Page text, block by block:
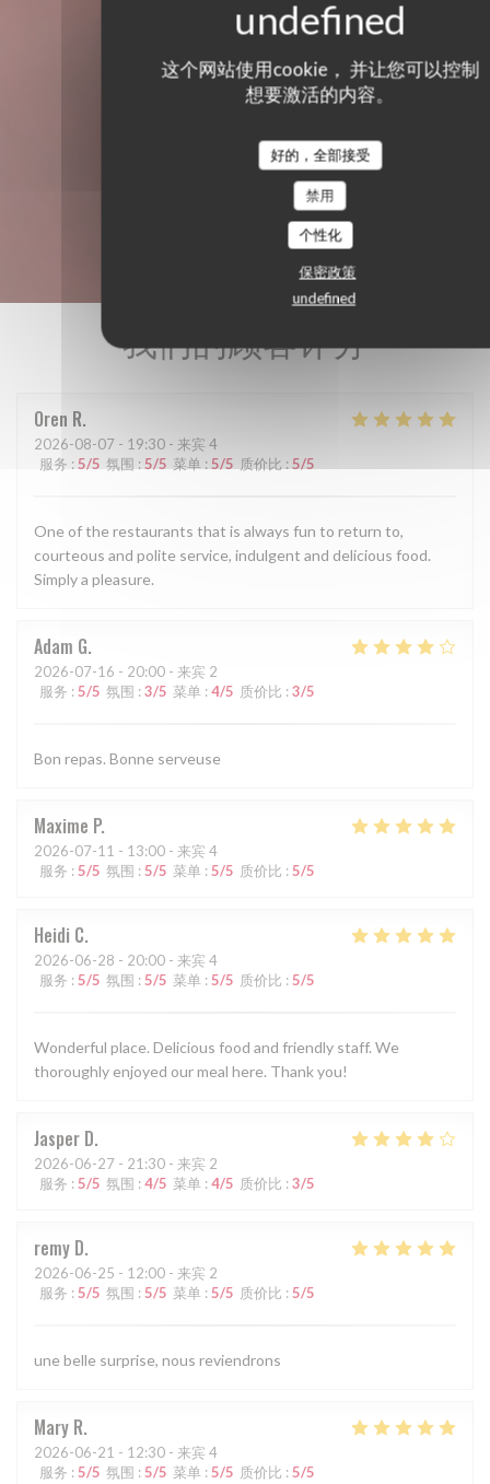
这个网站使用cookie， 并让您可以控制
想要激活的内容。
好的，全部接受
禁用
个性化
保密政策
undefined
我们的顾客评分
Oren R
2026-08-07 - 19:30 - 来宾 4
服务 : 5/5 氛围 : 5/5 菜单 : 5/5 质价比 : 5/5
One of the restaurants that is always fun to return to,
courteous and polite service, indulgent and delicious food.
Simply a pleasure.
Adam G
2026-07-16 - 20:00 - 来宾 2
服务 : 5/5 氛围 : 3/5 菜单 : 4/5 质价比 : 3/5
Bon repas. Bonne serveuse
Maxime P
2026-07-11 - 13:00 - 来宾 4
服务 : 5/5 氛围 : 5/5 菜单 : 5/5 质价比 : 5/5
Heidi C
2026-06-28 - 20:00 - 来宾 4
服务 : 5/5 氛围 : 5/5 菜单 : 5/5 质价比 : 5/5
Wonderful place. Delicious food and friendly staff. We
thoroughly enjoyed our meal here. Thank you!
Jasper D
2026-06-27 - 21:30 - 来宾 2
服务 : 5/5 氛围 : 4/5 菜单 : 4/5 质价比 : 3/5
remy D
2026-06-25 - 12:00 - 来宾 2
服务 : 5/5 氛围 : 5/5 菜单 : 5/5 质价比 : 5/5
une belle surprise, nous reviendrons
Mary R
2026-06-21 - 12:30 - 来宾 4
服务 : 5/5 氛围 : 5/5 菜单 : 5/5 质价比 : 5/5